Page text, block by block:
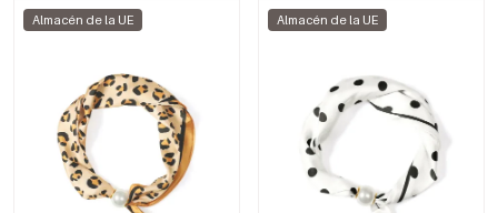
Almacén de la UE Almacén de la UE